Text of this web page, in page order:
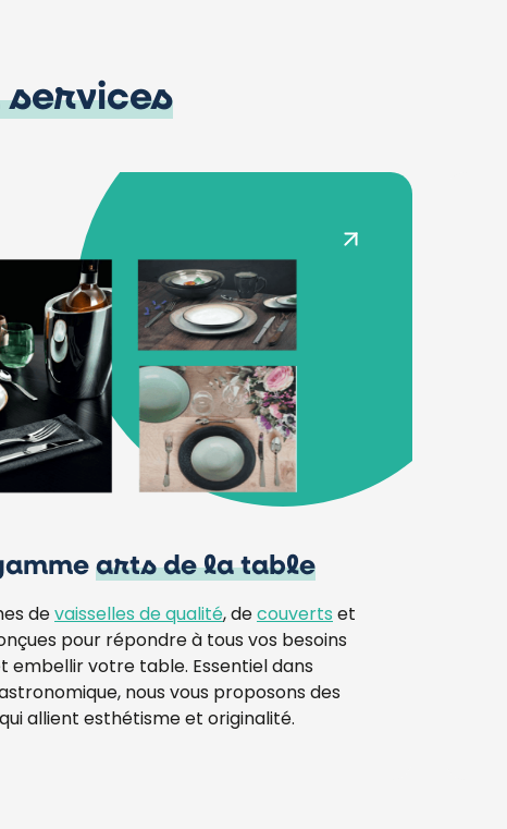
services
arts de la table
de vaisselles de qualité, de couverts et
pour répondre à tous vos besoins
embellir votre table. Essentiel dans
nous vous proposons des
allient esthétisme et originalité.